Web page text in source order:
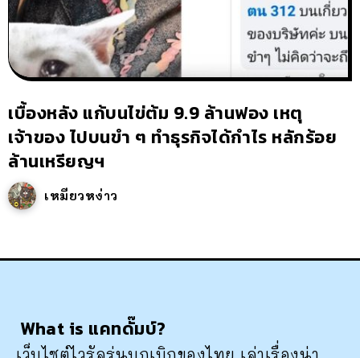
เบื้องหลัง แก้บนไข่ต้ม 9.9 ล้านฟอง เหตุ
เจ้าของ ไปบนขำ ๆ ทำธุรกิจได้กำไร หลักร้อย
ล้านเหรียญฯ
เหมียวหง่าว
What is แคทดั๊มบ์?